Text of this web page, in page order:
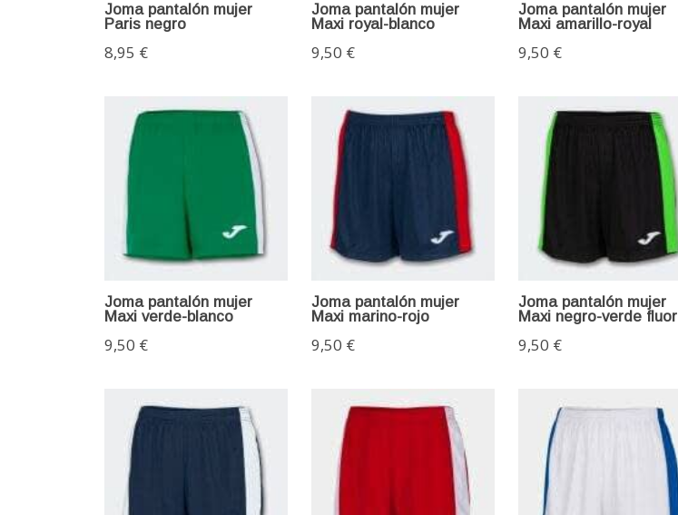
Joma pantalón mujer
Paris negro
8,95 €
Joma pantalón mujer
Maxi royal-blanco
9,50 €
Joma pantalón mujer
Maxi amarillo-royal
9,50 €
Joma pantalón mujer
Maxi verde-blanco
9,50 €
Joma pantalón mujer
Maxi marino-rojo
9,50 €
Joma pantalón mujer
Maxi negro-verde fluor
9,50 €